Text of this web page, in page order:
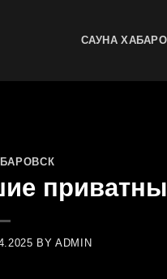
САУНА
BYADMIN